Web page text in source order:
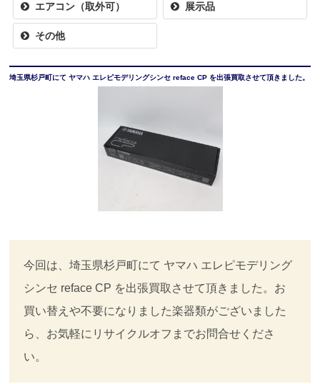
エアコン（取外可） 展示品
その他
埼玉県杉戸町にて ヤマハ エレピモデリングシンセ reface CP を出張買取させて頂きました。
今回は、埼玉県杉戸町にて ヤマハ エレピモデリング
シンセ reface CP を出張買取させて頂きました。お
買い替えや不要になりました楽器類がございました
ら、お気軽にリサイクルオフまでお問合せくださ
い。